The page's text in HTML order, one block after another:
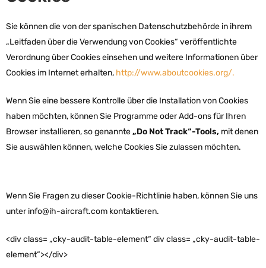
Sie können die von der spanischen Datenschutzbehörde in ihrem
„Leitfaden über die Verwendung von Cookies“ veröffentlichte
Verordnung über Cookies einsehen und weitere Informationen über
Cookies im Internet erhalten, http://www.aboutcookies.org/.
Wenn Sie eine bessere Kontrolle über die Installation von Cookies
haben möchten, können Sie Programme oder Add-ons für Ihren
Browser installieren, so genannte„Do Not Track“-Tools, mit denen
Sie auswählen können, welche Cookies Sie zulassen möchten.
Wenn Sie Fragen zu dieser Cookie-Richtlinie haben, können Sie uns
unter info@ih-aircraft.com kontaktieren.
<div class= „cky-audit-table-element“ div class= „cky-audit-table-
element“></div>